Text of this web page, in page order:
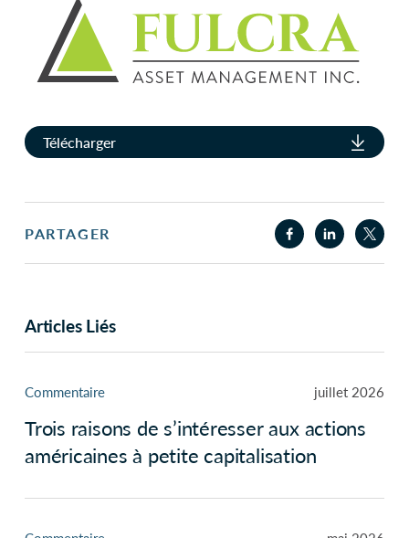
Télécharger
PARTAGER
Articles Liés
Commentaire juillet 2026
Trois raisons de s’intéresser aux actions
américaines à petite capitalisation